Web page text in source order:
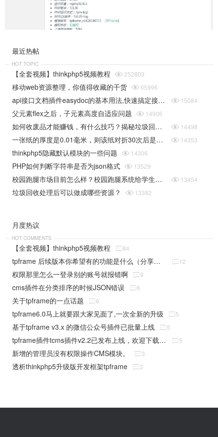
最近热帖
HOT TOPIC
【全套视频】thinkphp5视频教程  252809
移动web资源整理，你值得收藏的干货  65996
api接口文档插件easydoc的基本用法,快速搞定接口文档  15084
父元素flex之后，子元素高度自适应问题  14906
如何收废品才能赚钱，有什么技巧？揭秘垃圾回收行业的一些规则  14498
一张纸的厚度是0.01毫米，则该纸对折30次后是多厚（据说超过珠穆朗玛峰的高度）php实现  14353
thinkphp5隐藏默认模块的一些问题  14306
PHP如何判断字符串是否为json格式  13529
校园跑腿市场目前怎么样？校园跑腿系统给学生带来了哪些便捷？  13454
垃圾回收处理后可以做成哪些资源？  13382
月度热议
HOT COMMENTS
【全套视频】thinkphp5视频教程 84
tpframe 后续版本你希望有的功能是什么（分享贴） 12
权限那里怎么一登录别的账号就报错啊 9
cms插件在分类排序的时候JSON错误 6
关于tpframe的一点话题 6
tpframe6.0马上就要跟大家见面了,一次全新的升级 5
基于tpframe v3.x 的微信公众号插件已批量上线 5
tpframe插件tcms插件v2.2已发布上线，欢迎下载使用 5
新增的管理员没有权限操作CMS模块。 3
透析thinkphp5升级版开发框架tpframe 3